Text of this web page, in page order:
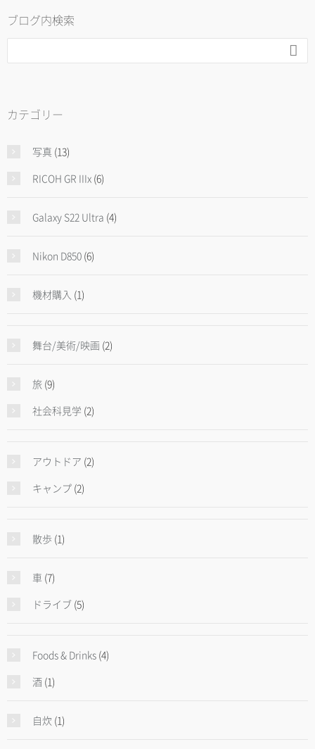
ブログ内検索

カテゴリー
写真 (13)
RICOH GR IIIx (6)
Galaxy S22 Ultra (4)
Nikon D850 (6)
機材購入 (1)
舞台/美術/映画 (2)
旅 (9)
社会科見学 (2)
アウトドア (2)
キャンプ (2)
散歩 (1)
車 (7)
ドライブ (5)
Foods & Drinks (4)
酒 (1)
自炊 (1)